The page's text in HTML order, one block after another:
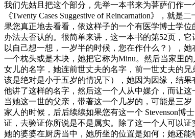
我们先姑且把这个部分，先举一本书来为菩萨们作
《Twenty Cases Suggestive of Reincarnation》，
果您真正地去看看，依这样子的一个有医学博士学
办法去否认的。很简单来讲，这一本书的第52页，
以自己想一想，一岁半的时候，您在作什么？），
一个枕头或是木块，她把它称为Minu。然后当家里
女儿的名字，她连前世丈夫的名字，前一世丈夫的
该是绝对是小于五岁的情况下），她因为因缘，结
他讲了这样的名字，然后这一个人从中媒介，而让这
当她这一世的父亲，带著这一个几岁的，可能是三
家人的时候，后后续续如果您有这一个 Stevenson
证，去验证你所说是不是属实。除了这一个人可以
她的婆婆在厨房当中，她所坐的位置是如何；她还